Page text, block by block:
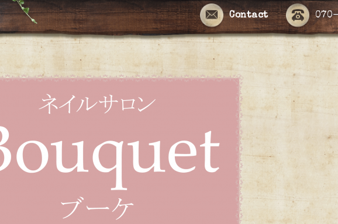
Contact